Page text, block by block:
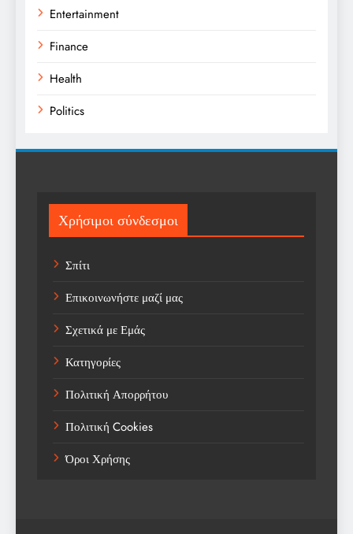
Entertainment
Finance
Health
Politics
Sport
Sports
Technology
Trending
Weather
Αγορά
Αγορά Εργασίας
Αγροτικά Νέα
Αεροπορία
Χρήσιμοι σύνδεσμοι
Σπίτι
Επικοινωνήστε μαζί μας
Σχετικά με Εμάς
Κατηγορίες
Πολιτική Απορρήτου
Πολιτική Cookies
Όροι Χρήσης